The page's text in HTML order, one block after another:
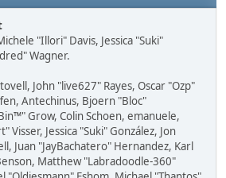
"Illori" Davis, Jessica "Suki"
Wagner.
John "live627" Rayes, Oscar "Ozp"
Antechinus, Bjoern "Bloc"
Grow, Colin Schoen, emanuele,
Visser, Jessica "Suki" González, Jon
Juan "JayBachatero" Hernandez, Karl
Matthew "Labradoodle-360"